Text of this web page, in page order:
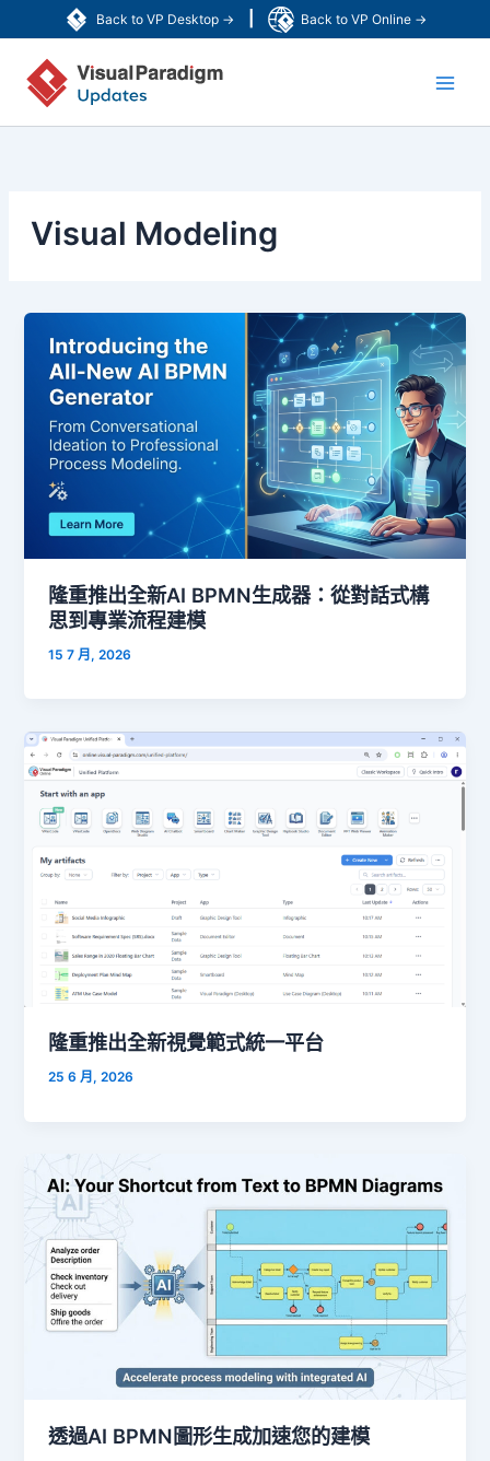
Back to VP Desktop → Back to VP Online →
至
Visual Modeling
隆重推出全新AI BPMN生成器：從對話式構
思到專業流程建模
15 7 月, 2026
隆重推出全新視覺範式統一平台
25 6 月, 2026
透過AI BPMN圖形生成加速您的建模